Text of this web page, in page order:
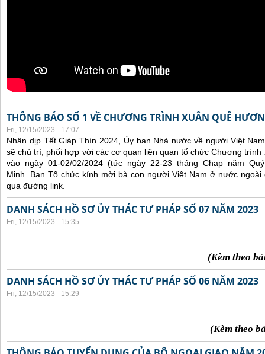
THÔNG BÁO SỐ 1 VỀ CHƯƠNG TRÌNH XUÂN QUÊ
Fri, 12/15/2023 - 17:07
Nhân dịp Tết Giáp Thìn 2024, Ủy ban Nhà nước về người Việt
sẽ chủ trì, phối hợp với các cơ quan liên quan tổ chức Chương
vào ngày 01-02/02/2024 (tức ngày 22-23 tháng Chạp năm
Minh. Ban Tổ chức kính mời bà con người Việt Nam ở nước
qua đường link.
DANH SÁCH HỒ SƠ ỦY THÁC TƯ PHÁP SỐ 07 NĂM 2023
Fri, 12/15/2023 - 15:35
(Kèm theo
DANH SÁCH HỒ SƠ ỦY THÁC TƯ PHÁP SỐ 06 NĂM 2023
Fri, 12/15/2023 - 15:29
(Kèm theo